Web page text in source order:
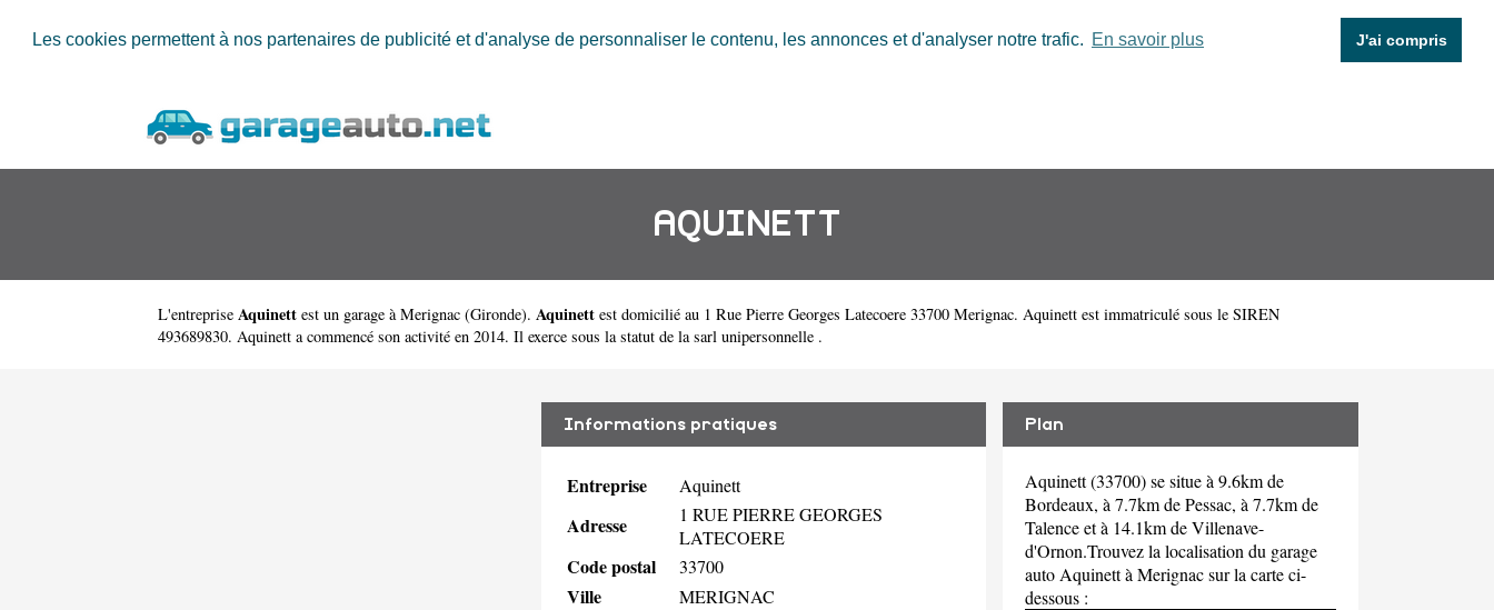
Les cookies permettent à nos partenaires de publicité et d'analyse de personnaliser le contenu, les annonces et d'analyser notre trafic. En savoir plus J'ai compris
AQUINETT
L'entreprise Aquinett est un garage à Merignac (Gironde). Aquinett est domicilié au 1 Rue Pierre Georges Latecoere 33700 Merignac. Aquinett est immatriculé sous le SIREN
493689830. Aquinett a commencé son activité en 2014. Il exerce sous la statut de la sarl unipersonnelle .
Informations pratiques
Entreprise Aquinett
Adresse
1 RUE PIERRE GEORGES
LATECOERE
Code postal 33700
Ville MERIGNAC
Plan
Aquinett (33700) se situe à 9.6km de
Bordeaux, à 7.7km de Pessac, à 7.7km de
Talence et à 14.1km de Villenave-
d'Ornon.Trouvez la localisation du garage
auto Aquinett à Merignac sur la carte ci-
dessous :